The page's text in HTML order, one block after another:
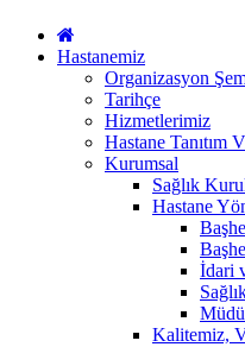
Hastanemiz
Organizasyon
Tarihçe
Hizmetlerimiz
Hastane Tanıtım
Kurumsal
Sağlık
Hastane
İdari
Kalitemiz,